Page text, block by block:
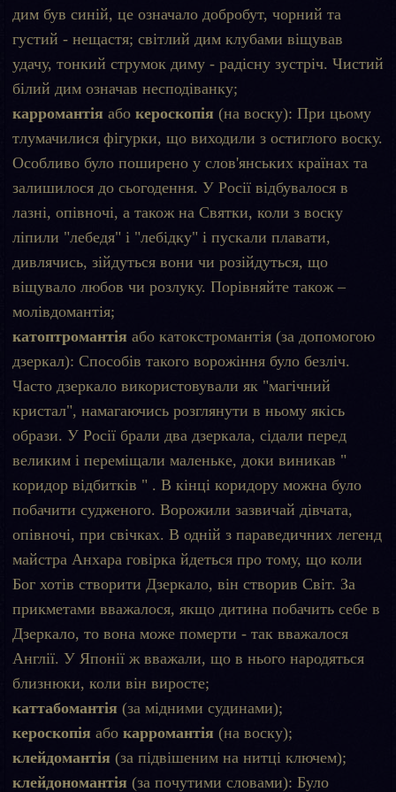
дим був синій, це означало добробут, чорний та
густий - нещастя; світлий дим клубами віщував
удачу, тонкий струмок диму - радісну зустріч. Чистий
білий дим означав несподіванку;
карромантія або кероскопія (на воску): При цьому
тлумачилися фігурки, що виходили з остиглого воску.
Особливо було поширено у слов'янських країнах та
залишилося до сьогодення. У Росії відбувалося в
лазні, опівночі, а також на Святки, коли з воску
ліпили "лебедя" і "лебідку" і пускали плавати,
дивлячись, зійдуться вони чи розійдуться, що
віщувало любов чи розлуку. Порівняйте також –
молівдомантія;
катоптромантія або катокстромантія (за допомогою
дзеркал): Способів такого ворожіння було безліч.
Часто дзеркало використовували як "магічний
кристал", намагаючись розглянути в ньому якісь
образи. У Росії брали два дзеркала, сідали перед
великим і переміщали маленьке, доки виникав "
коридор відбитків " . В кінці коридору можна було
побачити судженого. Ворожили зазвичай дівчата,
опівночі, при свічках. В одній з параведичних легенд
майстра Анхара говірка йдеться про тому, що коли
Бог хотів створити Дзеркало, він створив Світ. За
прикметами вважалося, якщо дитина побачить себе в
Дзеркало, то вона може померти - так вважалося
Англії. У Японії ж вважали, що в нього народяться
близнюки, коли він виросте;
каттабомантія (за мідними судинами);
кероскопія або карромантія (на воску);
клейдомантія (за підвішеним на нитці ключем);
клейдономантія (за почутими словами): Було